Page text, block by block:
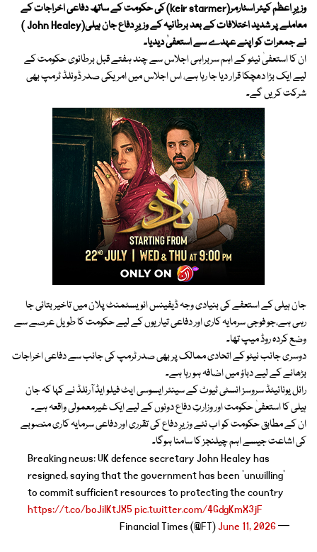
وزیرِ اعظم کیئر اسٹارمر(keir starmer) کی حکومت کے ساتھ دفاعی اخراجات کے
معاملے پر شدید اختلافات کے بعد برطانیہ کے وزیرِ دفاع جان ہیلی(John Healey )
نے جمعرات کو اپنے عہدے سے استعفیٰ دیدیا۔
ان کا استعفیٰ نیٹو کے اہم سربراہی اجلاس سے چند ہفتے قبل برطانوی حکومت کے
لیے ایک بڑا دھچکا قرار دیا جا رہا ہے، اس اجلاس میں امریکی صدر ڈونلڈ ٹرمپ بھی
شرکت کریں گے۔
جان ہیلی کے استعفے کی بنیادی وجہ ڈیفینس انویسٹمنٹ پلان میں تاخیر بتائی جا
رہی ہے،جو فوجی سرمایہ کاری اور دفاعی تیاریوں کے لیے حکومت کا طویل عرصے سے
وضع کردہ روڈ میپ تھا۔
دوسری جانب نیٹو کے اتحادی ممالک پر بھی صدر ٹرمپ کی جانب سے دفاعی اخراجات
بڑھانے کے لیے دباؤ میں اضافہ ہو رہا ہے۔
رائل یونائیٹڈ سروسز انسٹی ٹیوٹ کے سینئر ایسوسی ایٹ فیلو ایڈ آرنلڈ نے کہا کہ جان
ہیلی کا استعفیٰ حکومت اور وزارتِ دفاع دونوں کے لیے ایک غیرمعمولی واقعہ ہے۔
ان کے مطابق حکومت کو اب نئے وزیرِ دفاع کی تقرری اور دفاعی سرمایہ کاری منصوبے
کی اشاعت جیسے اہم چیلنجز کا سامنا ہوگا۔
Breaking news: UK defence secretary John Healey has
resigned, saying that the government has been ‘unwilling’
to commit sufficient resources to protecting the country
https://t.co/boJiIKtJX5pic.twitter.com/4GdgKmX3jF
— Financial Times (@FT)
June 11, 2026